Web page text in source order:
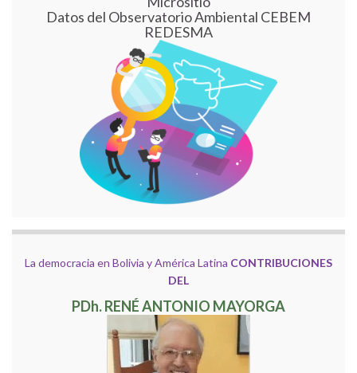
Datos del Observatorio Ambiental CEBEM
REDESMA
La democracia en Bolivia y América Latina CONTRIBUCIONES
DEL
PDh. RENÉ ANTONIO MAYORGA